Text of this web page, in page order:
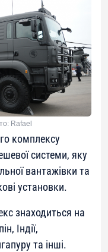
Rafael
комплексу
системи, яку
вантажівки та
установки.
знаходиться на
Індії,
та інші.